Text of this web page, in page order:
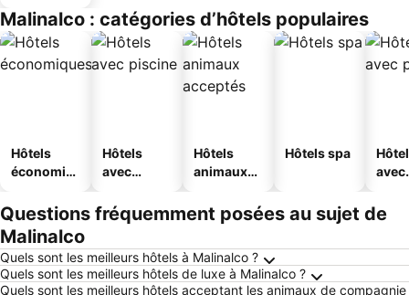
Malinalco : catégories d’hôtels populaires
Hôtels
économiq
Hôtels
avec
Hôtels
animaux
Hôtels spa
avec
Questions fréquemment posées au sujet de
Malinalco
Quels sont les meilleurs hôtels à Malinalco ?
Quels sont les meilleurs hôtels de luxe à Malinalco ?
Quels sont les meilleurs hôtels acceptant les animaux de compagnie